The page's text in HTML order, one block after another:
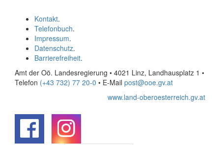
Kontakt.
Telefonbuch.
Impressum.
Datenschutz.
Barrierefreiheit.
Amt der Oö. Landesregierung • 4021 Linz, Landhausplatz 1 •
Telefon (+43 732) 77 20-0 • E-Mail post@ooe.gv.at
www.land-oberoesterreich.gv.at